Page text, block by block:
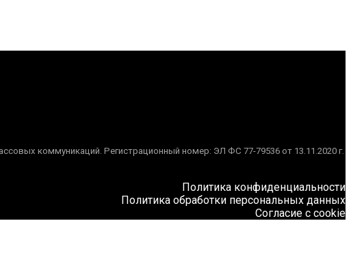
коммуникаций. Регистрационный номер: ЭЛ ФС 77-79536 от 13.11.2020 г.
Политика конфиденциальности
Политика обработки персональных данных
Согласие с cookie